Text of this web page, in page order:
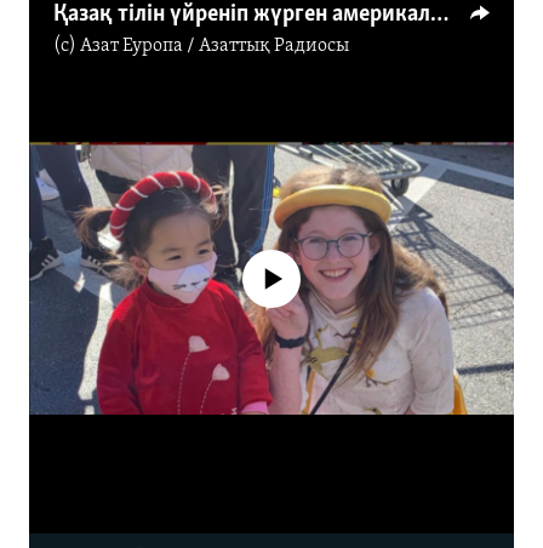
Қазақ тілін үйреніп жүрген америкалық оқушы Кэмерон
(c) Азат Еуропа / Азаттық Радиосы
No media source currently available